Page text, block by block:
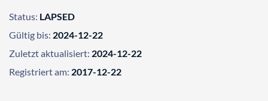
Status: LAPSED
Gültig bis: 2024-12-22
Zuletzt aktualisiert: 2024-12-22
Registriert am: 2017-12-22